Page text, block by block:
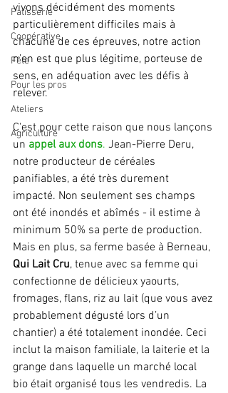
Patisserie
Coopérative
Fête
Pour les pros
Ateliers
Agriculture
vivons décidément des moments
particulièrement difficiles mais à
chacune de ces épreuves, notre action
n’en est que plus légitime, porteuse de
sens, en adéquation avec les défis à
relever.
C'est pour cette raison que nous lançons
un appel aux dons. Jean-Pierre Deru,
notre producteur de céréales
panifiables, a été très durement
impacté. Non seulement ses champs
ont été inondés et abîmés - il estime à
minimum 50% sa perte de production.
Mais en plus, sa ferme basée à Berneau,
Qui Lait Cru, tenue avec sa femme qui
confectionne de délicieux yaourts,
fromages, flans, riz au lait (que vous avez
probablement dégusté lors d’un
chantier) a été totalement inondée. Ceci
inclut la maison familiale, la laiterie et la
grange dans laquelle un marché local
bio était organisé tous les vendredis. La